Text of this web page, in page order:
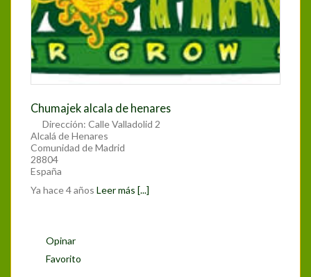
Chumajek alcala de henares
Dirección:Calle Valladolid 2
Alcalá de Henares
Comunidad de Madrid
28804
España
Ya hace 4 años Leer más [...]
Opinar
Favorito